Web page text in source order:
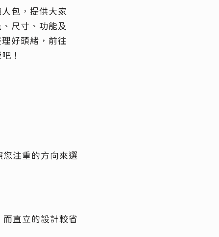
包，提供大家
尺寸、功能及
好頭緒，前往
！
注重的方向來選
直立的設計較省